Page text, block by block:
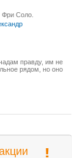
Фри Соло.
правду, им не
рядом, но оно